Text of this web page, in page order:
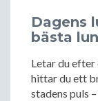
Dagens
bästa
Letar du efter
hittar du ett
stadens puls